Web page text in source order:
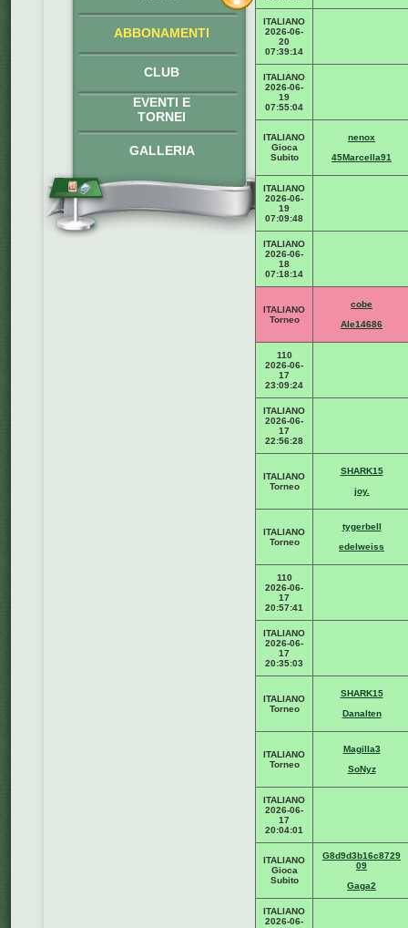
ABBONAMENTI
CLUB
EVENTI E
TORNEI
GALLERIA
ITALIANO
2026-06-
20
07:39:14
ITALIANO
2026-06-
19
07:55:04
ITALIANO
Gioca
Subito
nenox
45Marcella91
ITALIANO
2026-06-
19
07:09:48
ITALIANO
2026-06-
18
07:18:14
ITALIANO
Torneo
cobe
Ale14686
110
2026-06-
17
23:09:24
ITALIANO
2026-06-
17
22:56:28
ITALIANO
Torneo
SHARK15
joy.
ITALIANO
Torneo
tygerbell
edelweiss
110
2026-06-
17
20:57:41
ITALIANO
2026-06-
17
20:35:03
ITALIANO
Torneo
SHARK15
Danalten
ITALIANO
Torneo
Magilla3
SoNyz
ITALIANO
2026-06-
17
20:04:01
ITALIANO
Gioca
Subito
G8d9d3b16c8729
09
Gaga2
ITALIANO
2026-06-